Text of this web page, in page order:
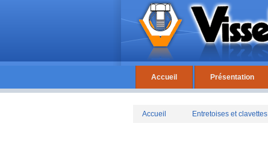
Accueil Présentation
Accueil Entretoises et clavettes